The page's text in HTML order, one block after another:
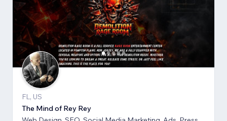
FL, US
The Mind of Rey Rey